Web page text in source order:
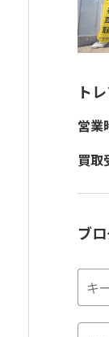
ト
営業
買取
ブ